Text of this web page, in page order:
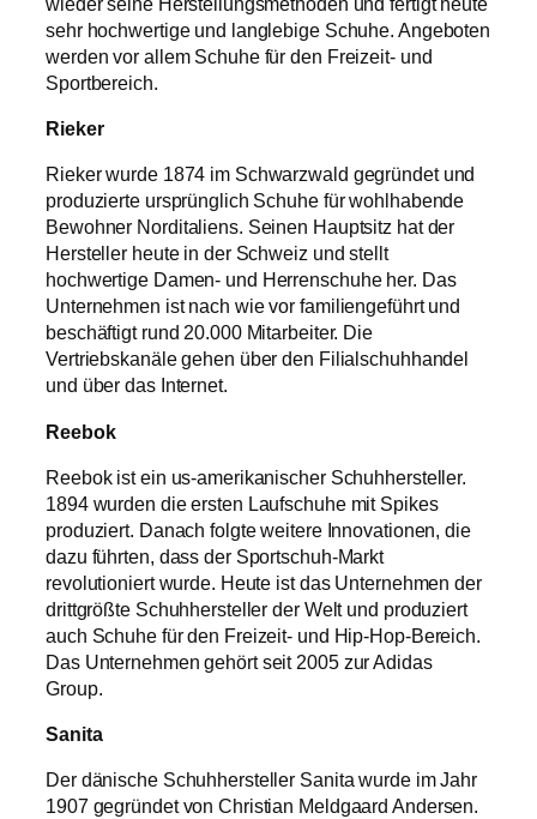
sehr hochwertige und langlebige Schuhe. Angeboten
werden vor allem Schuhe für den Freizeit- und
Sportbereich.
Rieker
Rieker wurde 1874 im Schwarzwald gegründet und
produzierte ursprünglich Schuhe für wohlhabende
Bewohner Norditaliens. Seinen Hauptsitz hat der
Hersteller heute in der Schweiz und stellt
hochwertige Damen- und Herrenschuhe her. Das
Unternehmen ist nach wie vor familiengeführt und
beschäftigt rund 20.000 Mitarbeiter. Die
Vertriebskanäle gehen über den Filialschuhhandel
und über das Internet.
Reebok
Reebok ist ein us-amerikanischer Schuhhersteller.
1894 wurden die ersten Laufschuhe mit Spikes
produziert. Danach folgte weitere Innovationen, die
dazu führten, dass der Sportschuh-Markt
revolutioniert wurde. Heute ist das Unternehmen der
drittgrößte Schuhhersteller der Welt und produziert
auch Schuhe für den Freizeit- und Hip-Hop-Bereich.
Das Unternehmen gehört seit 2005 zur Adidas
Group.
Sanita
Der dänische Schuhhersteller Sanita wurde im Jahr
1907 gegründet von Christian Meldgaard Andersen.